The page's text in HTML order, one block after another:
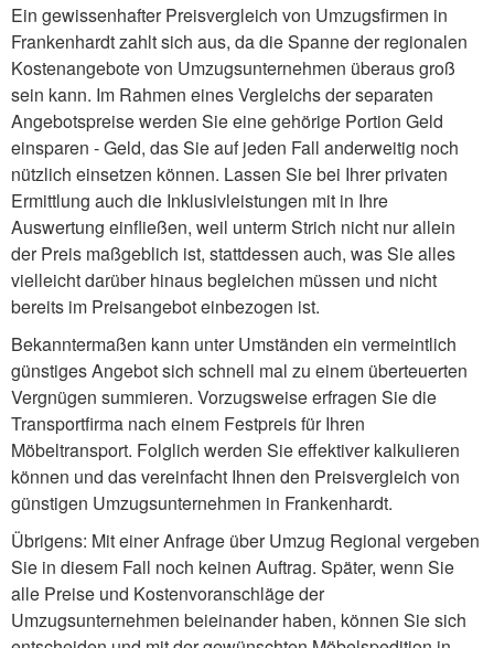
Ein gewissenhafter Preisvergleich von Umzugsfirmen in
Frankenhardt zahlt sich aus, da die Spanne der regionalen
Kostenangebote von Umzugsunternehmen überaus groß
sein kann. Im Rahmen eines Vergleichs der separaten
Angebotspreise werden Sie eine gehörige Portion Geld
einsparen - Geld, das Sie auf jeden Fall anderweitig noch
nützlich einsetzen können. Lassen Sie bei Ihrer privaten
Ermittlung auch die Inklusivleistungen mit in Ihre
Auswertung einfließen, weil unterm Strich nicht nur allein
der Preis maßgeblich ist, stattdessen auch, was Sie alles
vielleicht darüber hinaus begleichen müssen und nicht
bereits im Preisangebot einbezogen ist.
Bekanntermaßen kann unter Umständen ein vermeintlich
günstiges Angebot sich schnell mal zu einem überteuerten
Vergnügen summieren. Vorzugsweise erfragen Sie die
Transportfirma nach einem Festpreis für Ihren
Möbeltransport. Folglich werden Sie effektiver kalkulieren
können und das vereinfacht Ihnen den Preisvergleich von
günstigen Umzugsunternehmen in Frankenhardt.
Übrigens: Mit einer Anfrage über Umzug Regional vergeben
Sie in diesem Fall noch keinen Auftrag. Später, wenn Sie
alle Preise und Kostenvoranschläge der
Umzugsunternehmen beieinander haben, können Sie sich